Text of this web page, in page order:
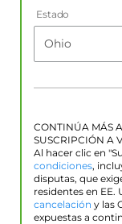
Estado
CONTINÚA MÁS
SUSCRIPCIÓN A
Al hacer clic en
condiciones,
disputas, que
residentes en EE.
cancelación y las
expuestas a